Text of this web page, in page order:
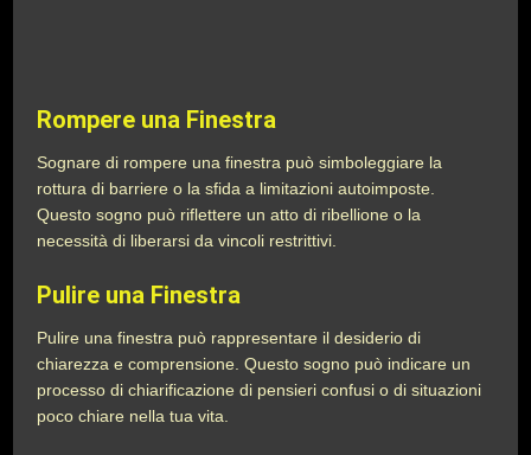
Rompere una Finestra
Sognare di rompere una finestra può simboleggiare la
rottura di barriere o la sfida a limitazioni autoimposte.
Questo sogno può riflettere un atto di ribellione o la
necessità di liberarsi da vincoli restrittivi.
Pulire una Finestra
Pulire una finestra può rappresentare il desiderio di
chiarezza e comprensione. Questo sogno può indicare un
processo di chiarificazione di pensieri confusi o di situazioni
poco chiare nella tua vita.